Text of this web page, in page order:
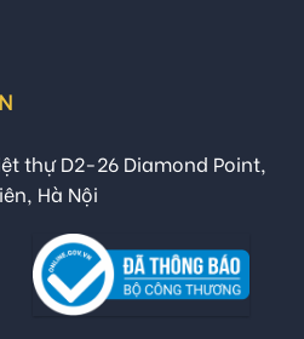
thự D2-26 Diamond Point,
Hà Nội